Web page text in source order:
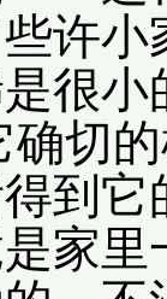
许
很小
确切
到
家